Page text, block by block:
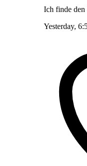
Ich finde den
Yesterday,